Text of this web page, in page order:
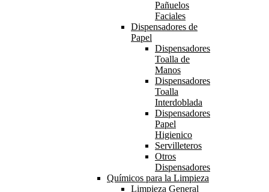
Pañuelos
Faciales
Dispensadores de
Papel
Dispensadores
Toalla de
Manos
Dispensadores
Toalla
Interdoblada
Dispensadores
Papel
Higienico
Servilleteros
Otros
Dispensadores
Químicos para la Limpieza
Limpieza General